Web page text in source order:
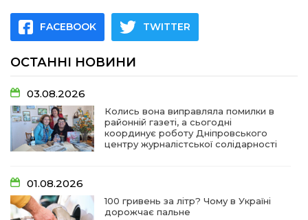
FACEBOOK TWITTER
ОСТАННІ НОВИНИ
03.08.2026
Колись вона виправляла помилки в
районній газеті, а сьогодні
координує роботу Дніпровського
центру журналістської солідарності
01.08.2026
100 гривень за літр? Чому в Україні
дорожчає пальне